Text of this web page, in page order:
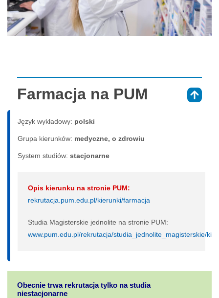
Farmacja na PUM
Język wykładowy: polski
Grupa kierunków: medyczne, o zdrowiu
System studiów: sta­cjo­nar­ne
Opis kierunku na stronie PUM:
rekrutacja.pum.edu.pl/kierunki/farmacja
Studia Magisterskie jednolite na stronie PUM:
www.pum.edu.pl/rekrutacja/studia_jednolite_magisterskie/
Obecnie trwa rekrutacja tylko na studia
niestacjonarne